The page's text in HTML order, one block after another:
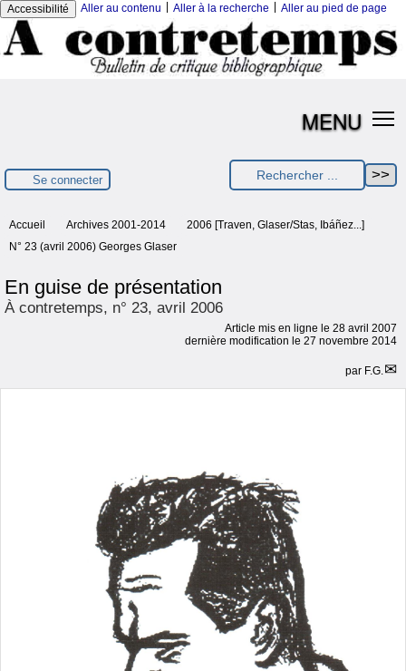
Accessibilité Aller au contenu Aller à la recherche Aller au pied de page
MENU
Se connecter
Accueil Archives 2001-2014
2006 [Traven, Glaser/Stas, Ibáñez...]
N° 23 (avril 2006) Georges Glaser
En guise de présentation
À contretemps, n° 23, avril 2006
Article mis en ligne le 28 avril 2007
dernière modification le 27 novembre 2014
par F.G.